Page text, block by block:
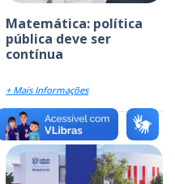
Matemática: política
pública deve ser
contínua
+ Mais Informações